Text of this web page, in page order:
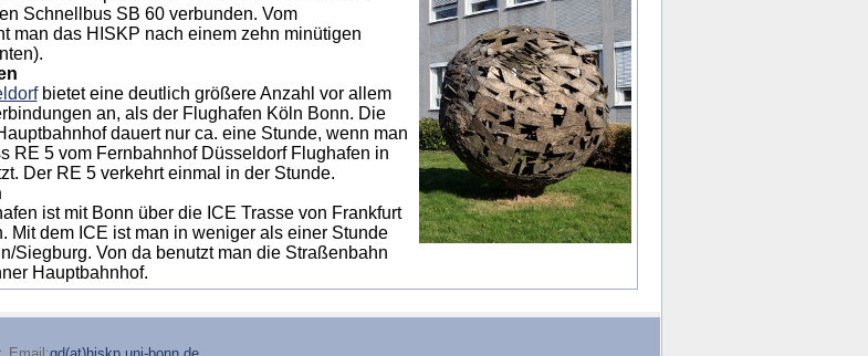
Schnellbus SB 60 verbunden. Vom
man das HISKP nach einem zehn minütigen
bietet eine deutlich größere Anzahl vor allem
an, als der Flughafen Köln Bonn. Die
dauert nur ca. eine Stunde, wenn man
RE 5 vom Fernbahnhof Düsseldorf Flughafen in
Der RE 5 verkehrt einmal in der Stunde.
ist mit Bonn über die ICE Trasse von Frankfurt
Mit dem ICE ist man in weniger als einer Stunde
Siegburg. Von da benutzt man die Straßenbahn
Hauptbahnhof.